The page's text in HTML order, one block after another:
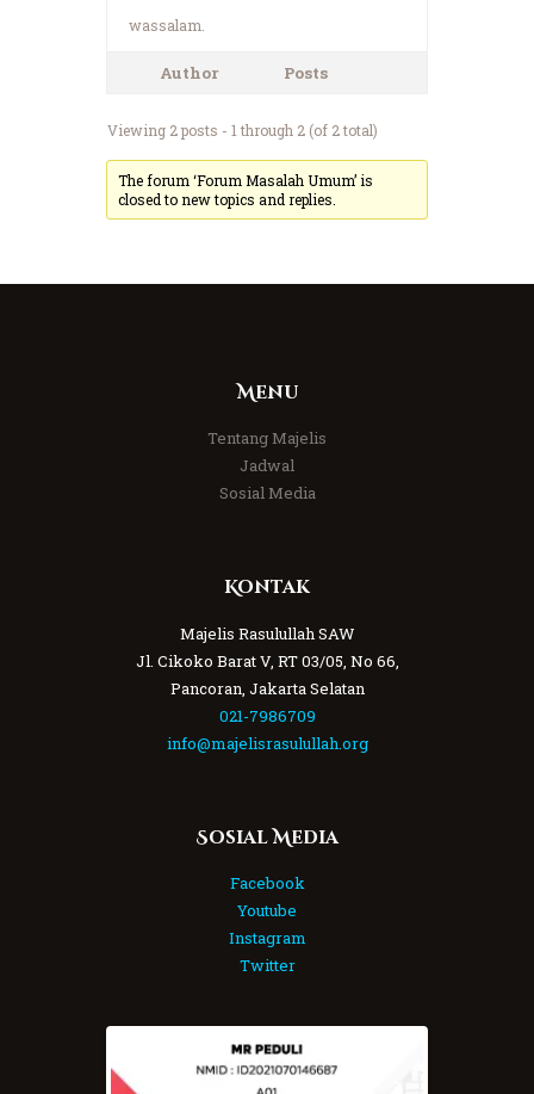
wassalam.
Author Posts
Viewing 2 posts - 1 through 2 (of 2 total)
The forum ‘Forum Masalah Umum’ is
closed to new topics and replies.
Menu
Tentang Majelis
Jadwal
Sosial Media
Kontak
Majelis Rasulullah SAW
Jl. Cikoko Barat V, RT 03/05, No 66,
Pancoran, Jakarta Selatan
021-7986709
info@majelisrasulullah.org
Sosial Media
Facebook
Youtube
Instagram
Twitter